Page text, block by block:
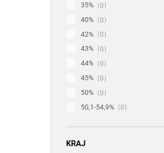
35%
0
40%
0
42%
0
43%
0
44%
0
45%
0
50%
0
50,1-54,9%
0
KRAJ